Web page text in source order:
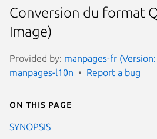
Conversion du format
Image)
Provided by: manpages-fr
manpages-l10n
Report a bug
On this page
SYNOPSIS